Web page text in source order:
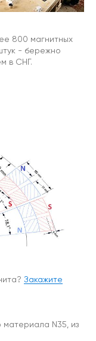
800 магнитных
- бережно
в СНГ.
Закажите
N35, из